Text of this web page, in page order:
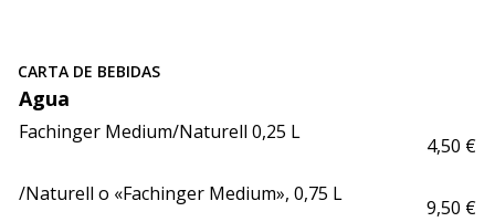
CARTA DE BEBIDAS
Agua
Fachinger Medium/Naturell 0,25 L
4,50 €
/Naturell o «Fachinger Medium», 0,75 L
9,50 €